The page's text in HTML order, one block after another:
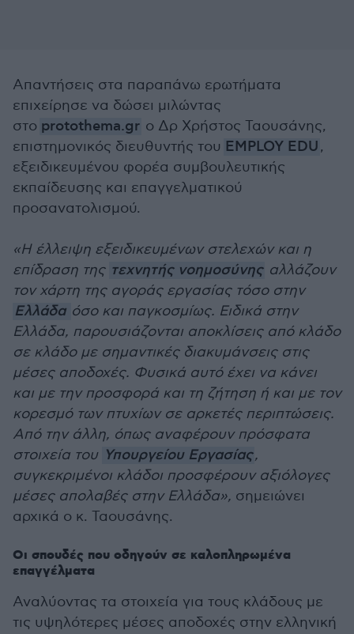
Απαντήσεις στα παραπάνω ερωτήματα
επιχείρησε να δώσει μιλώντας
στο protothema.gr ο Δρ Χρήστος Ταουσάνης,
επιστημονικός διευθυντής του EMPLOY EDU,
εξειδικευμένου φορέα συμβουλευτικής
εκπαίδευσης και επαγγελματικού
προσανατολισμού.
«Η έλλειψη εξειδικευμένων στελεχών και η
επίδραση της τεχνητής νοημοσύνης αλλάζουν
τον χάρτη της αγοράς εργασίας τόσο στην
Ελλάδα όσο και παγκοσμίως. Ειδικά στην
Ελλάδα, παρουσιάζονται αποκλίσεις από κλάδο
σε κλάδο με σημαντικές διακυμάνσεις στις
μέσες αποδοχές. Φυσικά αυτό έχει να κάνει
και με την προσφορά και τη ζήτηση ή και με τον
κορεσμό των πτυχίων σε αρκετές περιπτώσεις.
Από την άλλη, όπως αναφέρουν πρόσφατα
στοιχεία του Υπουργείου Εργασίας,
συγκεκριμένοι κλάδοι προσφέρουν αξιόλογες
μέσες απολαβές στην Ελλάδα», σημειώνει
αρχικά ο κ. Ταουσάνης.
Οι σπουδές που οδηγούν σε καλοπληρωμένα
επαγγέλματα
Αναλύοντας τα στοιχεία για τους κλάδους με
τις υψηλότερες μέσες αποδοχές στην ελληνική